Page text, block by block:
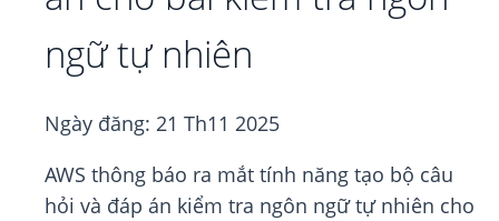
ngữ tự nhiên
Ngày đăng: 21 Th11 2025
AWS thông báo ra mắt tính năng tạo bộ câu
hỏi và đáp án kiểm tra ngôn ngữ tự nhiên cho